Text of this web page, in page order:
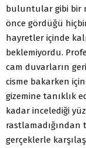
buluntular gibi bir
önce gördüğü
hayretler içinde
beklemiyordu.
cam duvarların
cisme bakarken
gizemine tanıklık
kadar incelediği
gerçeklerle